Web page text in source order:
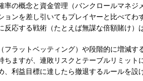
率の概念と資金管理（バンクロールマネ
ョンを差し引いてもプレイヤーと比べて
応する戦術（たとえば無謀な倍額賭け）
フラットベッティング）や段階的に増減
ちますが、連敗リスクとテーブルリミッ
利益目標に達したら撤退するルールを設